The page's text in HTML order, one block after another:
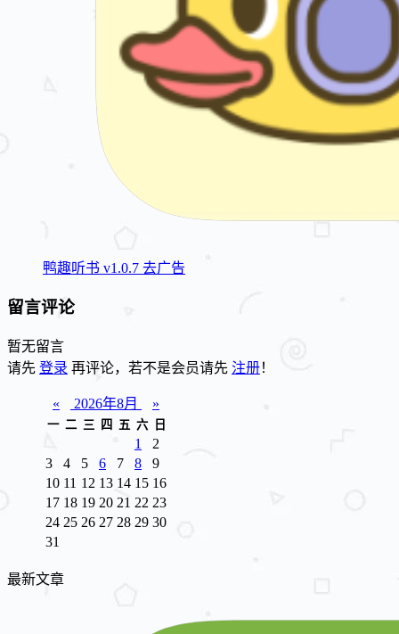
鸭趣听书 v1.0.7 去广告
留言评论
暂无留言
请先 登录 再评论，若不是会员请先 注册！
« 2026年8月 »
一 二 三 四 五 六 日
1
2
3
4 5 6 7 8
9
10 11 12 13 14 15 16
17 18 19 20 21 22 23
24 25 26 27 28 29 30
31
最新文章